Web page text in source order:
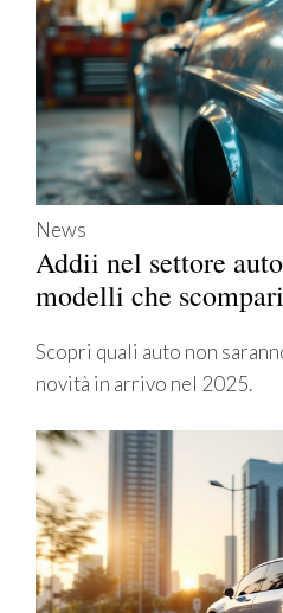
News
Addii nel settore
modelli che
Scopri quali auto non
novità in arrivo nel 2025.